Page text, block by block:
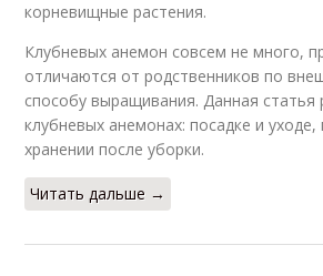
корневищные растения.
Клубневых анемон совсем не много,
отличаются от родственников по
способу выращивания. Данная статья
клубневых анемонах: посадке и уходе,
хранении после уборки.
Читать дальше →